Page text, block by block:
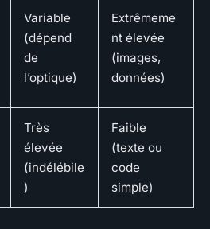
Variable
(dépend
de
l’optique)
Extrêmeme
nt élevée
(images,
données)
Très
élevée
(indélébile
)
Faible
(texte ou
code
simple)